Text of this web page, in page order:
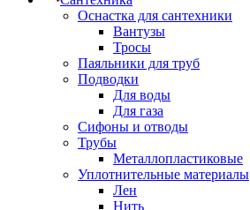
Оснастка для сантехники
Вантузы
Тросы
Паяльники для труб
Подводки
Для воды
Для газа
Сифоны и отводы
Трубы
Металлопластиковые
Уплотнительные материалы
Лен
Нить